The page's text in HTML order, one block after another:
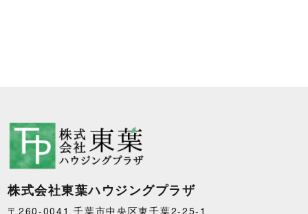
株式会社東葉ハウジングプラザ
〒260-0041 千葉市中央区東千葉2-25-1